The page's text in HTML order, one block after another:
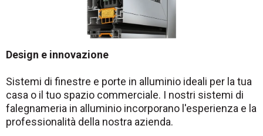
Design e innovazione
Sistemi di finestre e porte in alluminio ideali per la tua
casa o il tuo spazio commerciale. I nostri sistemi di
falegnameria in alluminio incorporano l'esperienza e la
professionalità della nostra azienda.